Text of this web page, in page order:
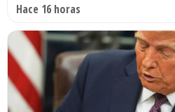
Hace 16 horas